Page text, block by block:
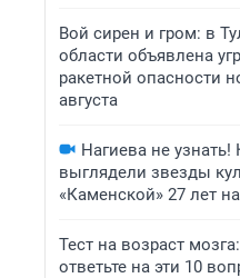
Вой сирен и гром: в
области объявлена
ракетной опасности
августа
Нагиева не узнать!
выглядели звезды
«Каменской» 27 лет
Тест на возраст мозга:
ответьте на эти 10